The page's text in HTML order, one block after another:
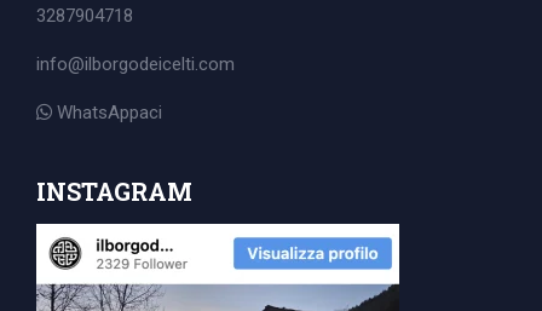
3287904718
info@ilborgodeicelti.com
WhatsAppaci
INSTAGRAM